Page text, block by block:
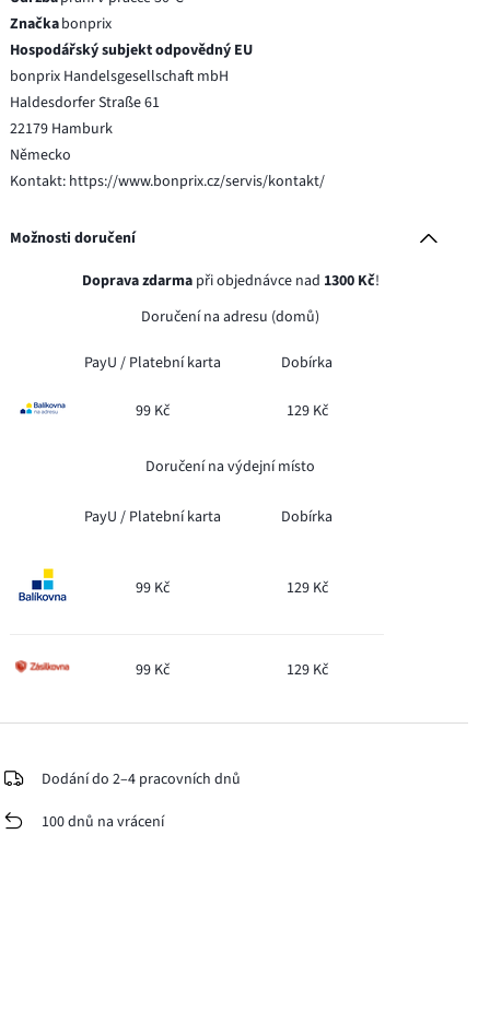
Značkabonprix
Hospodářský subjekt odpovědný EU
bonprix Handelsgesellschaft mbH
Haldesdorfer Straße 61
22179 Hamburk
Německo
Kontakt: https://www.bonprix.cz/servis/kontakt/
Možnosti doručení
Doprava zdarmapři objednávce nad 1300 Kč!
Doručení na adresu (domů)
PayU / Platební karta Dobírka
99 Kč 129 Kč
Doručení na výdejní místo
PayU / Platební karta Dobírka
99 Kč 129 Kč
99 Kč 129 Kč
Dodání do 2–4 pracovních dnů
100 dnů na vrácení